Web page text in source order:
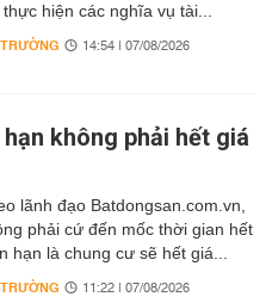
thực hiện các nghĩa vụ tài...
14:54 | 07/08/2026
không phải hết giá
lãnh đạo Batdongsan.com.vn,
phải cứ đến mốc thời gian hết
hạn là chung cư sẽ hết giá...
11:22 | 07/08/2026